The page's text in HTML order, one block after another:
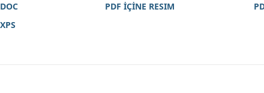
PDF İÇİNE RESIM